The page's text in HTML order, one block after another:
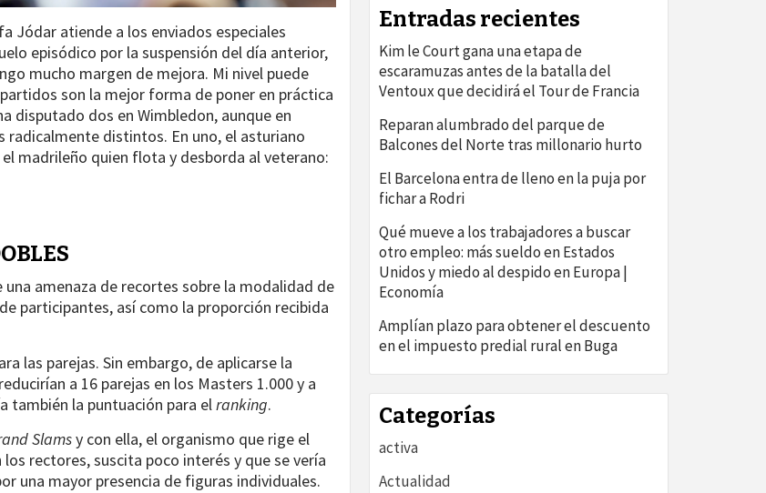
Jódar atiende a los enviados especiales
episódico por la suspensión del día anterior,
mucho margen de mejora. Mi nivel puede
son la mejor forma de poner en práctica
disputado dos en Wimbledon, aunque en
radicalmente distintos. En uno, el asturiano
el madrileño quien flota y desborda al veterano:
amenaza de recortes sobre la modalidad de
participantes, así como la proporción recibida
las parejas. Sin embargo, de aplicarse la
a 16 parejas en los Masters 1.000 y a
también la puntuación para elranking.
Slamsy con ella, el organismo que rige el
rectores, suscita poco interés y que se vería
una mayor presencia de figuras individuales.
Entradas recientes
Kim le Court gana una etapa de
escaramuzas antes de la batalla del
Ventoux que decidirá el Tour de Francia
Reparan alumbrado del parque de
Balcones del Norte tras millonario hurto
El Barcelona entra de lleno en la puja por
fichar a Rodri
Qué mueve a los trabajadores a buscar
otro empleo: más sueldo en Estados
Unidos y miedo al despido en Europa |
Economía
Amplían plazo para obtener el descuento
en el impuesto predial rural en Buga
Categorías
activa
Actualidad